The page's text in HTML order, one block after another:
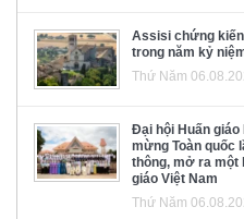
Assisi chứng
trong năm kỷ
Thứ Năm
Đại hội Huấn giáo
mừng Toàn quốc
thông, mở ra một
giáo Việt Nam
Thứ Năm